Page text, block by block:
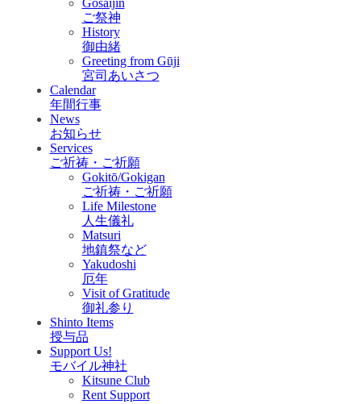
Gosaijin
ご祭神
History
御由緒
Greeting from Gūji
宮司あいさつ
Calendar
年間行事
News
お知らせ
Services
ご祈祷・ご祈願
Gokitō/Gokigan
ご祈祷・ご祈願
Life Milestone
人生儀礼
Matsuri
地鎮祭など
Yakudoshi
厄年
Visit of Gratitude
御礼参り
Shinto Items
授与品
Support Us!
モバイル神社
Kitsune Club
Rent Support